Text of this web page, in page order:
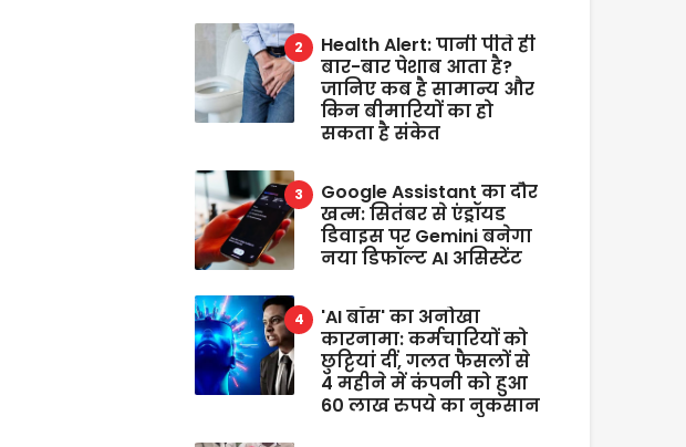
Health Alert: पानी पीते ही
बार-बार पेशाब आता है?
जानिए कब है सामान्य और
किन बीमारियों का हो
सकता है संकेत
Google Assistant का दौर
खत्म: सितंबर से एंड्रॉयड
डिवाइस पर Gemini बनेगा
नया डिफॉल्ट AI असिस्टेंट
'AI बॉस' का अनोखा
कारनामा: कर्मचारियों को
छुट्टियां दीं, गलत फैसलों से
4 महीने में कंपनी को हुआ
60 लाख रुपये का नुकसान